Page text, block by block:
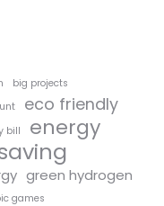
big projects
eco friendly
bill energy
green hydrogen
games